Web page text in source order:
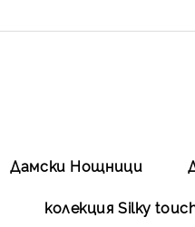
Дамски Нощници
колекция Silky